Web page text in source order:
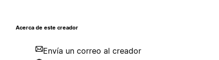
Acerca de este creador
Envía un correo al creador